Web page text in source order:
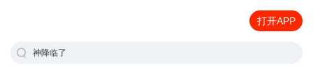
打开APP
神降临了